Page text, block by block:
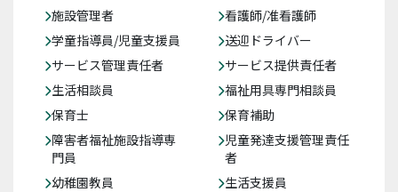
施設管理者
看護師/准看護師
学童指導員/児童支援員
送迎ドライバー
サービス管理責任者
サービス提供責任者
生活相談員
福祉用具専門相談員
保育士
保育補助
障害者福祉施設指導専
門員
児童発達支援管理責任
者
幼稚園教員
生活支援員